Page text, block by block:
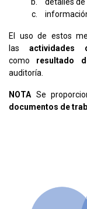
El uso de estos
las actividades
como resultado
auditoría.
NOTA Se
documentos de